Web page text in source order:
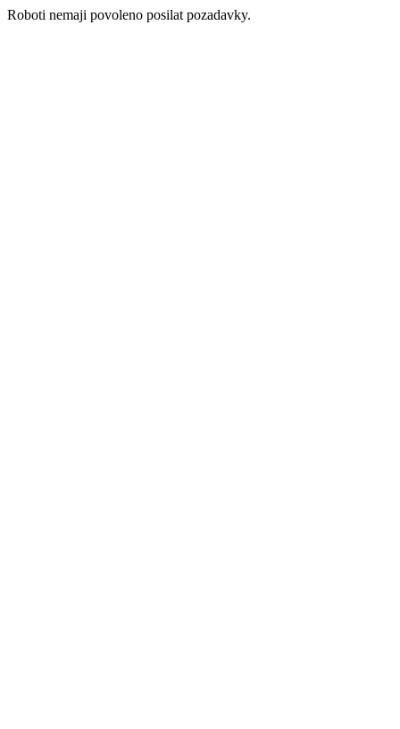
Roboti nemaji povoleno posilat pozadavky.